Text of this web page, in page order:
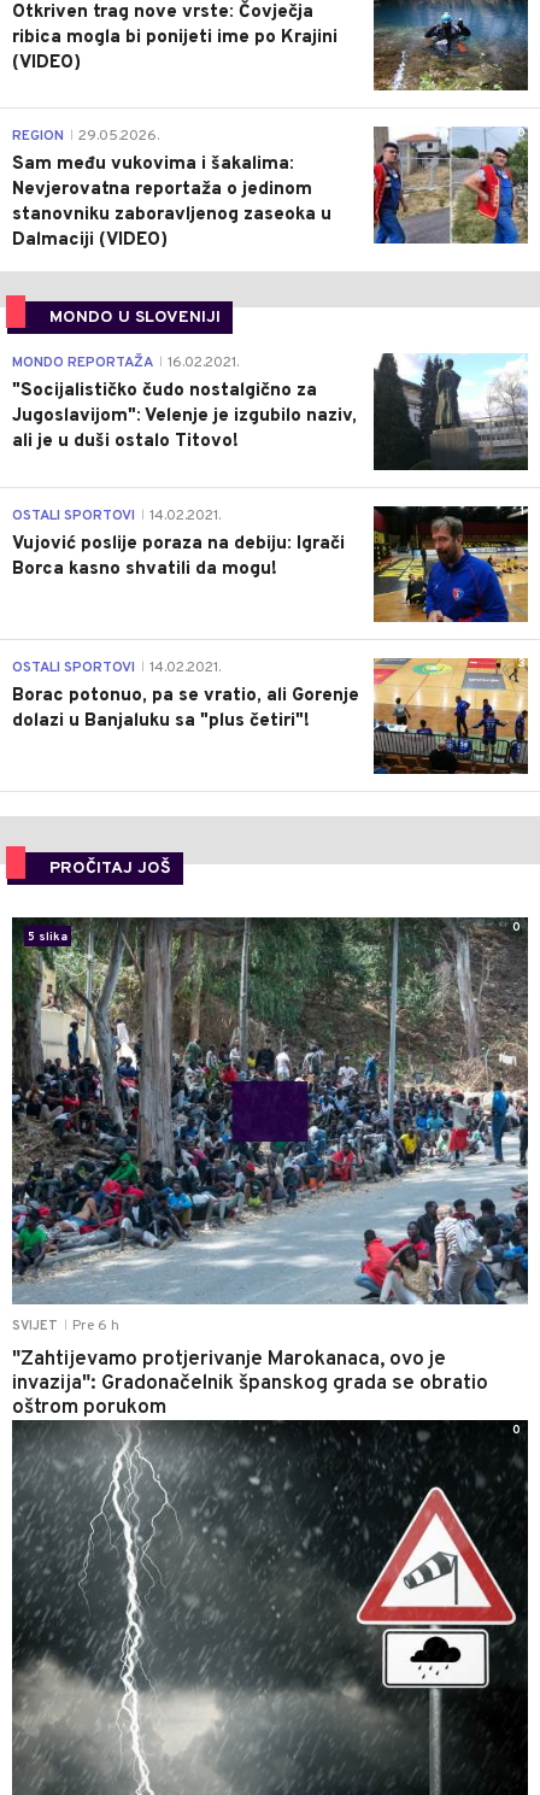
Otkriven trag nove vrste: Čovječja
ribica mogla bi ponijeti ime po Krajini
(VIDEO)
0
REGION 29.05.2026.
Sam među vukovima i šakalima:
Nevjerovatna reportaža o jedinom
stanovniku zaboravljenog zaseoka u
Dalmaciji (VIDEO)
MONDO U SLOVENIJI
4
MONDO REPORTAŽA 16.02.2021.
"Socijalističko čudo nostalgično za
Jugoslavijom": Velenje je izgubilo naziv,
ali je u duši ostalo Titovo!
1
OSTALI SPORTOVI 14.02.2021.
Vujović poslije poraza na debiju: Igrači
Borca kasno shvatili da mogu!
3
OSTALI SPORTOVI 14.02.2021.
Borac potonuo, pa se vratio, ali Gorenje
dolazi u Banjaluku sa "plus četiri"!
PROČITAJ JOŠ
SVIJET Pre 6 h
"Zahtijevamo protjerivanje Marokanaca, ovo je
invazija": Gradonačelnik španskog grada se obratio
oštrom porukom
5 slika
0
0